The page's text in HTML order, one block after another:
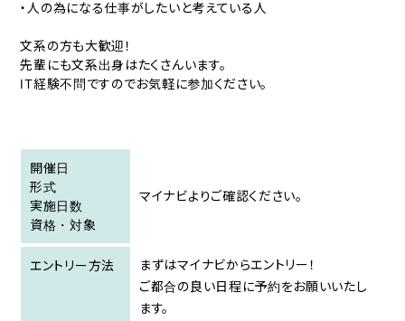
・人の為になる仕事がしたいと考えている人
文系の方も大歓迎！
先輩にも文系出身はたくさんいます。
IT経験不問ですのでお気軽に参加ください。
開催日
形式
実施日数
資格・対象
マイナビよりご確認ください。
エントリー方法
まずはマイナビからエントリー！
ご都合の良い日程に予約をお願いいたし
ます。